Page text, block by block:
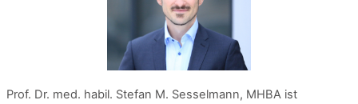
Prof. Dr. med. habil. Stefan M. Sesselmann, MHBA ist